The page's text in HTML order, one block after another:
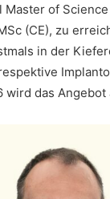
Master of
(CE), zu
in der
wird das Angebot